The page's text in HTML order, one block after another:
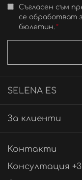
Съгласен съм
се обработват
бюлетин.
SELENA ES
За клиенти
Контакти
Консултация